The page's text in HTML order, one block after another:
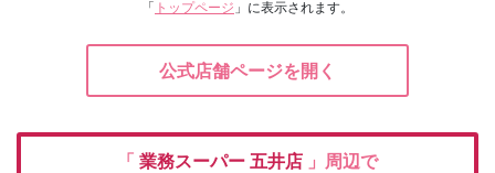
「 トップページ 」に表示されます。
公式店舗ページを開く
「 業務スーパー 五井店 」周辺で